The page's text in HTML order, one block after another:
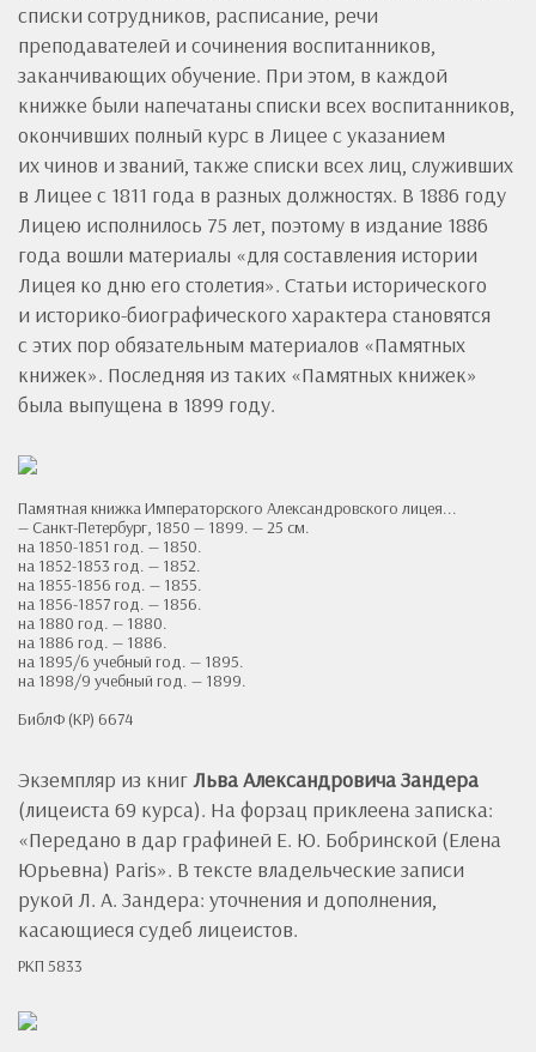
списки сотрудников, расписание, речи
преподавателей и сочинения воспитанников,
заканчивающих обучение. При этом, в каждой
книжке были напечатаны списки всех воспитанников,
окончивших полный курс в Лицее с указанием
их чинов и званий, также списки всех лиц, служивших
в Лицее с 1811 года в разных должностях. В 1886 году
Лицею исполнилось 75 лет, поэтому в издание 1886
года вошли материалы «для составления истории
Лицея ко дню его столетия». Статьи исторического
и историко-биографического характера становятся
с этих пор обязательным материалов «Памятных
книжек». Последняя из таких «Памятных книжек»
была выпущена в 1899 году.
Памятная книжка Императорского Александровского лицея...
— Санкт-Петербург, 1850 — 1899. — 25 см.
на 1850-1851 год. — 1850.
на 1852-1853 год. — 1852.
на 1855-1856 год. — 1855.
на 1856-1857 год. — 1856.
на 1880 год. — 1880.
на 1886 год. — 1886.
на 1895/6 учебный год. — 1895.
на 1898/9 учебный год. — 1899.
БиблФ (КР) 6674
Экземпляр из книгЛьва Александровича Зандера
(лицеиста 69 курса). На форзац приклеена записка:
«Передано в дар графиней Е. Ю. Бобринской (Елена
Юрьевна) Paris». В тексте владельческие записи
рукой Л. А. Зандера: уточнения и дополнения,
касающиеся судеб лицеистов.
РКП 5833